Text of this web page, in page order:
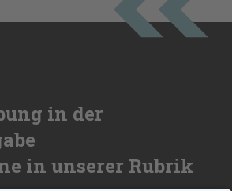
in der
in unserer Rubrik